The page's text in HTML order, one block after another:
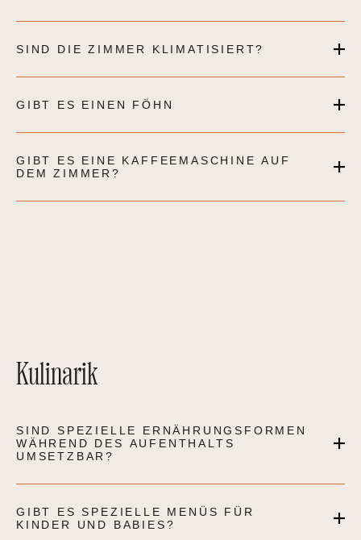
SIND DIE ZIMMER KLIMATISIERT?
GIBT ES EINEN FÖHN
GIBT ES EINE KAFFEEMASCHINE AUF
DEM ZIMMER?
Kulinarik
SIND SPEZIELLE ERNÄHRUNGSFORMEN
WÄHREND DES AUFENTHALTS
UMSETZBAR?
GIBT ES SPEZIELLE MENÜS FÜR
KINDER UND BABIES?